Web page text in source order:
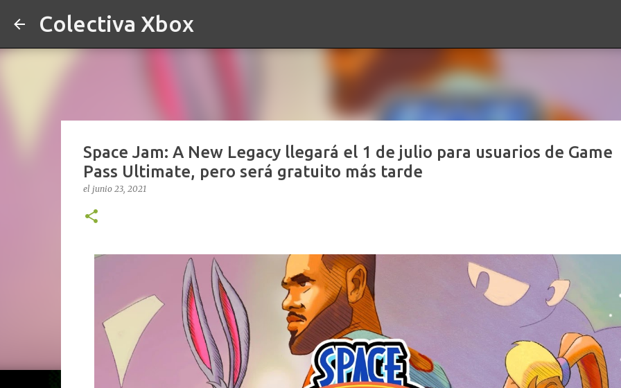
Colectiva Xbox
Space Jam: A New Legacy llegará el 1 de julio para usuarios de Game
Pass Ultimate, pero será gratuito más tarde
el junio 23, 2021